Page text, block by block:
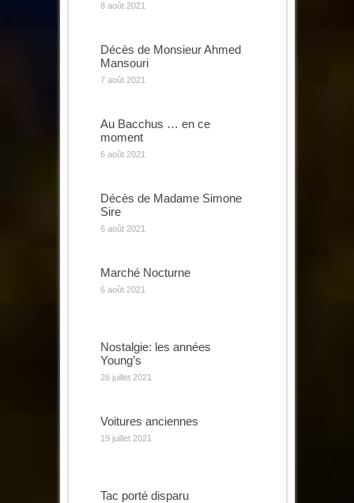
8 août 2021
Décès de Monsieur Ahmed
Mansouri
7 août 2021
Au Bacchus … en ce
moment
6 août 2021
Décès de Madame Simone
Sire
6 août 2021
Marché Nocturne
6 août 2021
Nostalgie: les années
Young’s
26 juillet 2021
Voitures anciennes
19 juillet 2021
Tac porté disparu